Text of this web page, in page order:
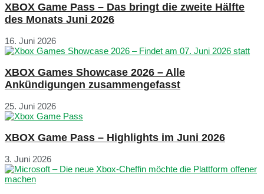
XBOX Game Pass – Das bringt die zweite Hälfte
des Monats Juni 2026
16. Juni 2026
XBOX Games Showcase 2026 – Alle
Ankündigungen zusammengefasst
25. Juni 2026
XBOX Game Pass – Highlights im Juni 2026
3. Juni 2026